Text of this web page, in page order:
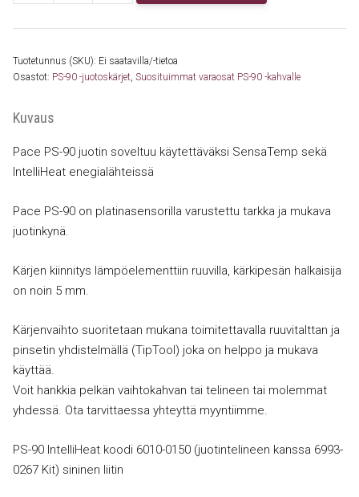
90
Soldering
Tuotetunnus (SKU): Ei saatavilla/-tietoa
Osastot: PS-90 -juotoskärjet Suosituimmat varaosat PS-90 -kahvalle
Kuvaus
Pace PS-90 juotin soveltuu käytettäväksi SensaTemp sekä
IntelliHeat enegialähteissä
Pace PS-90 on platinasensorilla varustettu tarkka ja mukava
juotinkynä.
Kärjen kiinnitys lämpöelementtiin ruuvilla, kärkipesän halkaisija
on noin 5 mm.
Kärjenvaihto suoritetaan mukana toimitettavalla ruuvitalttan ja
pinsetin yhdistelmällä (TipTool) joka on helppo ja mukava
käyttää.
Voit hankkia pelkän vaihtokahvan tai telineen tai molemmat
yhdessä. Ota tarvittaessa yhteyttä myyntiimme.
PS-90 IntelliHeat koodi 6010-0150 (juotintelineen kanssa 6993-
0267 Kit) sininen liitin